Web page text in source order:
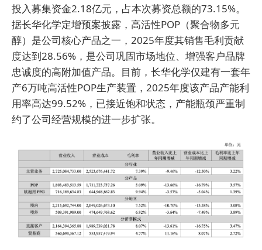
投入募集资金2.18亿元，占本次募资总额的73.15%。
据长华化学定增预案披露，高活性POP（聚合物多元
醇）是公司核心产品之一，2025年度其销售毛利贡献
度达到28.56%，是公司巩固市场地位、增强客户品牌
忠诚度的高附加值产品。目前，长华化学仅建有一套年
产6万吨高活性POP生产装置，2025年度该产品产能利
用率高达99.52%，已接近饱和状态，产能瓶颈严重制
约了公司经营规模的进一步扩张。